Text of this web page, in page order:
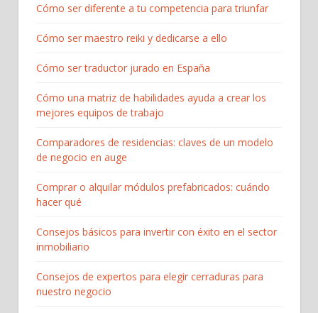
Cómo ser diferente a tu competencia para triunfar
Cómo ser maestro reiki y dedicarse a ello
Cómo ser traductor jurado en España
Cómo una matriz de habilidades ayuda a crear los
mejores equipos de trabajo
Comparadores de residencias: claves de un modelo
de negocio en auge
Comprar o alquilar módulos prefabricados: cuándo
hacer qué
Consejos básicos para invertir con éxito en el sector
inmobiliario
Consejos de expertos para elegir cerraduras para
nuestro negocio